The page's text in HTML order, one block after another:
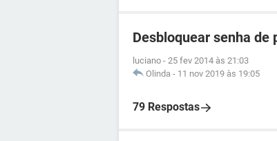
Desbloquear senha de
luciano - 25 fev 2014 às 21:03
Olinda - 11 nov 2019 às 19:05
79 Respostas